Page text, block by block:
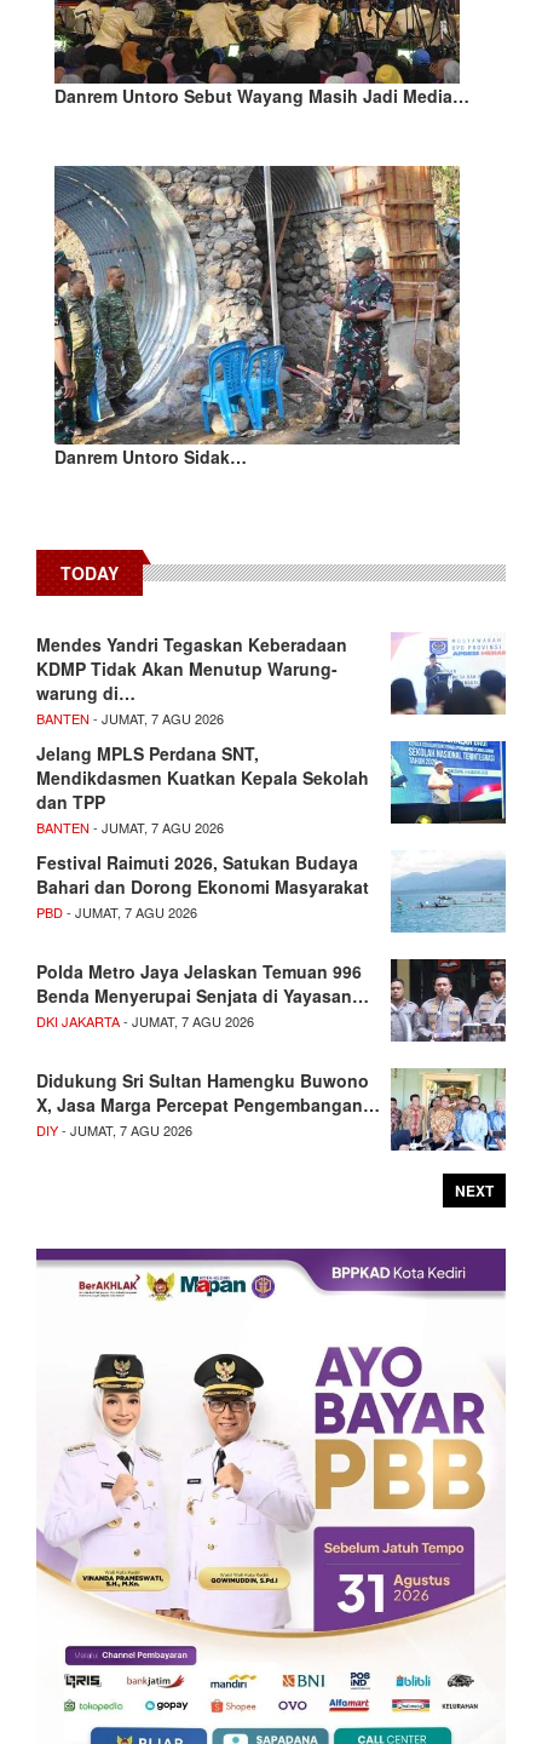
Danrem Untoro Sebut Wayang Masih Jadi Media…
Danrem Untoro Sidak…
TODAY
Mendes Yandri Tegaskan Keberadaan
KDMP Tidak Akan Menutup Warung-
warung di…
BANTEN - JUMAT, 7 AGU 2026
Jelang MPLS Perdana SNT,
Mendikdasmen Kuatkan Kepala Sekolah
dan TPP
BANTEN - JUMAT, 7 AGU 2026
Festival Raimuti 2026, Satukan Budaya
Bahari dan Dorong Ekonomi Masyarakat
PBD- JUMAT, 7 AGU 2026
Polda Metro Jaya Jelaskan Temuan 996
Benda Menyerupai Senjata di Yayasan…
DKI JAKARTA- JUMAT, 7 AGU 2026
Didukung Sri Sultan Hamengku Buwono
X, Jasa Marga Percepat Pengembangan…
DIY- JUMAT, 7 AGU 2026
NEXT